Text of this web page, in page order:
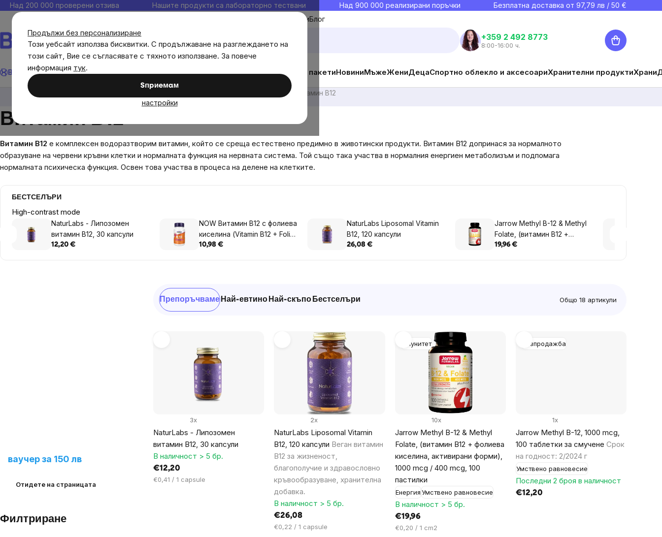
Продължи без персонализиране
Този уебсайт използва бисквитки. С продължаване на разглеждането на
този сайт, Вие се съгласявате с тяхното използване. За повече
информация тук.
Sпpиeмaм
настройки
Прескочи
към
съдържанието
Над 200 000 проверени отзива Нашите продукти са лабораторно тествани Над 900 000 реализирани поръчки Безплатна доставка от 97,79 лв / 50 €
Моите любимиБлог
+359 2 492 8773
8:00-16:00 ч.
Количка
Brainmax Имунитет Акции💪 WomenPowerЦелиДиетични добавкиИзгодни пакетиНовиниМъжеЖениДецаСпортно облекло и аксесоариХранителни продуктиХрани
Витамин В12
Витамин В12
Витамин B12 е комплексен водоразтворим витамин, който се среща естествено предимно в животински продукти. Витамин B12 допринася за нормалното
образуване на червени кръвни клетки и нормалната функция на нервната система. Той също така участва в нормалния енергиен метаболизъм и подпомага
нормалната психическа функция. Освен това участва в процеса на делене на клетките.
БЕСТСЕЛЪРИ
High-contrast mode
NaturLabs - Липозомен
витамин B12, 30 капсули
12,20 €
NOW Витамин B12 с фолиева
киселина (Vitamin B12 + Folic
Acid with Folic Acid), 5000
10,98 €
NaturLabs Liposomal Vitamin
B12, 120 капсули
26,08 €
Jarrow Methyl B-12 & Methyl
Folate, (витамин B12 +
фолиева киселина,
19,96 €
ваучер за 150 лв
Отидете на страницата
Филтриране
Сортиране
на
Препоръчваме Най-евтино Най-скъпо Бестселъри Общо 18 артикули
products
NaturLabs - Липозомен
витамин B12, 30 капсули
3x
В наличност > 5 бр.
€12,20
Цена
€0,41 / 1 capsule
NaturLabs Liposomal Vitamin
B12, 120 капсули Веган витамин
B12 за жизненост,
благополучие и здравословно
кръвообразуване, хранителна
добавка.
2x
В наличност > 5 бр.
€26,08
Цена
€0,22 / 1 capsule
Имунитет
Jarrow Methyl B-12 & Methyl
Folate, (витамин B12 + фолиева
киселина, активирани форми),
1000 mcg / 400 mcg, 100
пастилки
ЕнергияУмствено равновесие
10x
В наличност > 5 бр.
€19,96
Цена
€0,20 / 1 cm2
Разпродажба
Jarrow Methyl B-12, 1000 mcg,
100 таблетки за смучене Срок
на годност: 2/2024 г
Умствено равновесие
1x
Последни 2 броя в наличност
€12,20